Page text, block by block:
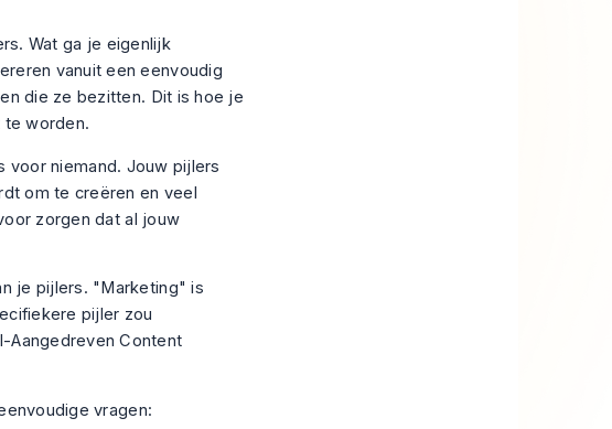
Wat ga je eigenlijk
vanuit een eenvoudig
die ze bezitten. Dit is hoe je
worden.
voor niemand. Jouw pijlers
om te creëren en veel
zorgen dat al jouw
je pijlers. "Marketing" is
pijler zou
Aangedreven Content
vragen: